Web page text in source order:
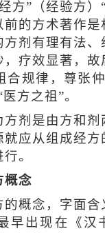
方”（经验方
前的方术著作是
方剂有理有法、
，疗效显著，故
合规律，尊张
方之祖”。
是由方和剂
就应从组成经方
。
念
念，字面含
早出现在《汉